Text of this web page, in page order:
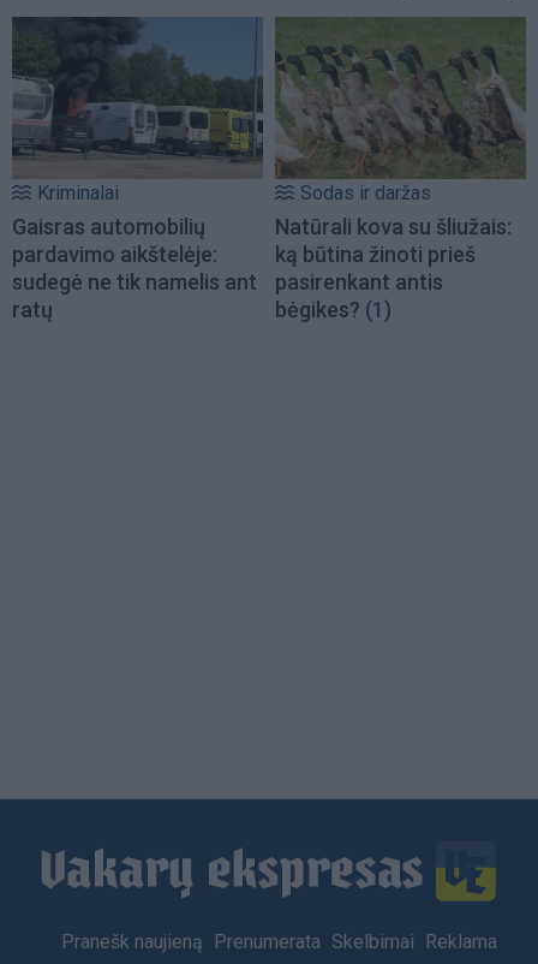
Kriminalai
Gaisras automobilių
pardavimo aikštelėje:
sudegė ne tik namelis ant
ratų
Sodas ir daržas
Natūrali kova su šliužais:
ką būtina žinoti prieš
pasirenkant antis
bėgikes? (1)
Footer
Pranešk naujieną Prenumerata Skelbimai
Reklama